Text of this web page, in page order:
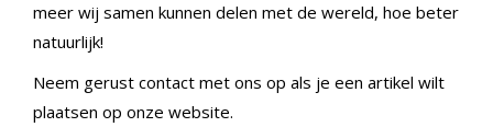
meer wij samen kunnen delen met de wereld, hoe beter
natuurlijk!
Neem gerust contact met ons op als je een artikel wilt
plaatsen op onze website.